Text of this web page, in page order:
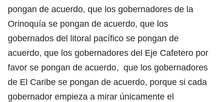
pongan de acuerdo, que los gobernadores de la
Orinoquía se pongan de acuerdo, que los
gobernados del litoral pacífico se pongan de
acuerdo, que los gobernadores del Eje Cafetero por
favor se pongan de acuerdo, que los gobernadores
de El Caribe se pongan de acuerdo, porque si cada
gobernador empieza a mirar únicamente el